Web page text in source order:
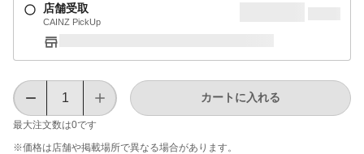
店舗受取
CAINZ PickUp
最大注文数は0です
カートに入れる
※価格は​店舗や​掲載場所で​異なる​場合が​あります。